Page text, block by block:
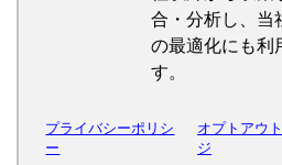
合・分析し、当
の最適化にも利
す。
プライバシーポリシ
ー
オプトアウ
ジ